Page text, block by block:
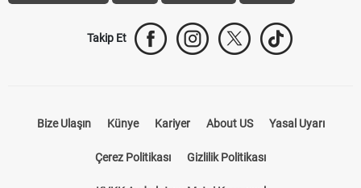
Takip Et
Bize Ulaşın Künye Kariyer About US Yasal Uyarı
Çerez Politikası Gizlilik Politikası